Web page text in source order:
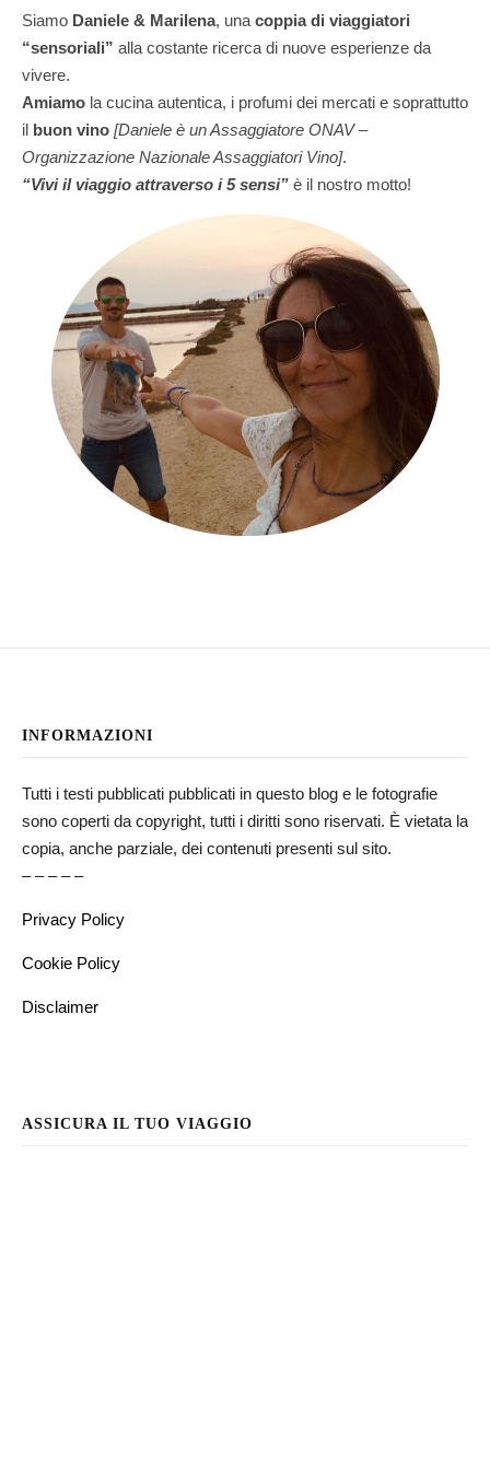
Siamo Daniele & Marilena, una coppia di viaggiatori
“sensoriali” alla costante ricerca di nuove esperienze da
vivere.
Amiamo la cucina autentica, i profumi dei mercati e soprattutto
il buon vino [Daniele è un Assaggiatore ONAV –
Organizzazione Nazionale Assaggiatori Vino].
“Vivi il viaggio attraverso i 5 sensi” è il nostro motto!
INFORMAZIONI
Tutti i testi pubblicati pubblicati in questo blog e le fotografie
sono coperti da copyright, tutti i diritti sono riservati. È vietata la
copia, anche parziale, dei contenuti presenti sul sito.
– – – – –
Privacy Policy
Cookie Policy
Disclaimer
ASSICURA IL TUO VIAGGIO